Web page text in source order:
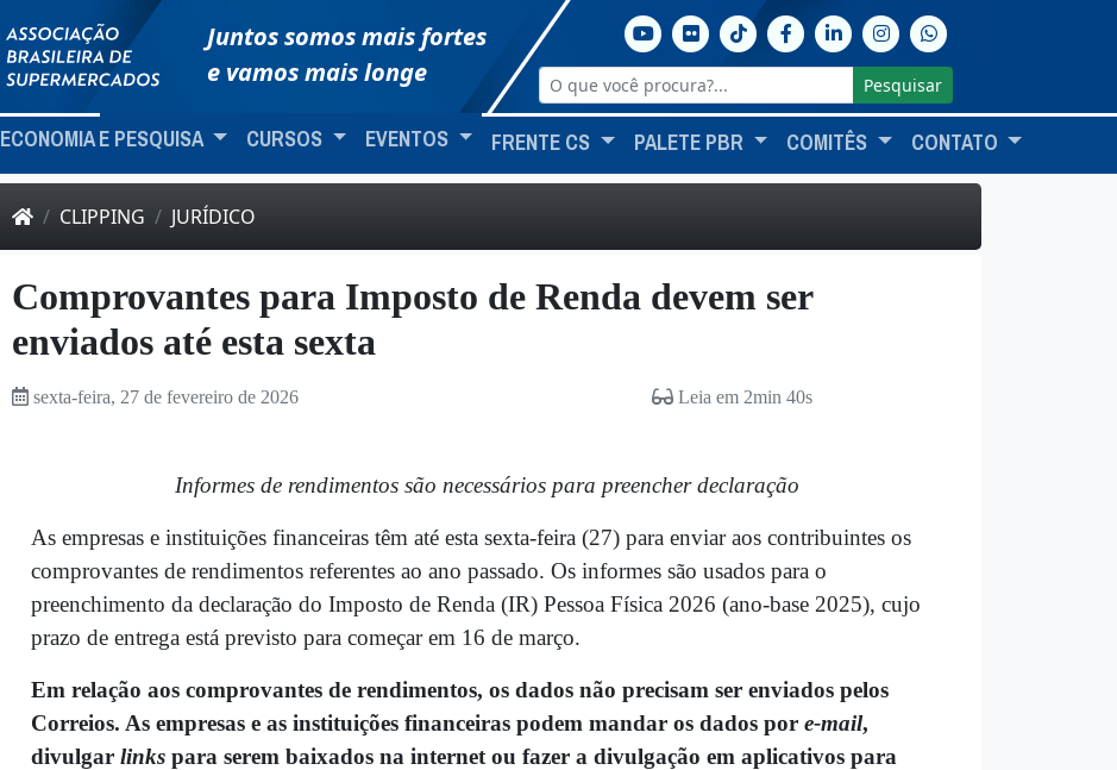
Juntos somos mais fortes
e vamos mais longe
Pesquisar
ECONOMIA E PESQUISA CURSOS EVENTOS FRENTE CS PALETE PBR COMITÊS CONTATO
CLIPPING JURÍDICO
Comprovantes para Imposto de Renda devem ser
enviados até esta sexta
sexta-feira, 27 de fevereiro de 2026 Leia em 2min 40s
Informes de rendimentos são necessários para preencher declaração
As empresas e instituições financeiras têm até esta sexta-feira (27) para enviar aos contribuintes os
comprovantes de rendimentos referentes ao ano passado. Os informes são usados para o
preenchimento da declaração do Imposto de Renda (IR) Pessoa Física 2026 (ano-base 2025), cujo
prazo de entrega está previsto para começar em 16 de março.
Em relação aos comprovantes de rendimentos, os dados não precisam ser enviados pelos
Correios. As empresas e as instituições financeiras podem mandar os dados por e-mail,
divulgar links para serem baixados na internet ou fazer a divulgação em aplicativos para